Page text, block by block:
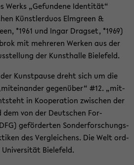
Werks „Ge­fun­de­ne Iden­ti­tät“
Künst­ler­du­os Elm­green &
*1961 und Ingar Drags­et, *1969)
mit meh­re­ren Wer­ken aus der
der Kunst­hal­le Bie­le­feld.
Kunst­pau­se dreht sich um die
ge­gen­über“ #12. „mit­
in Ko­ope­ra­ti­on zwi­schen der
dem von der Deut­schen For­
ge­för­der­ten Son­der­for­schungs­
des Ver­glei­chens. Die Welt ord­
Bie­le­feld.